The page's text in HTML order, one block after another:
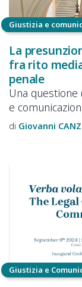
Giustizia e
La
fra rito
penale
Una questione
e
Giovanni
Giustizia e